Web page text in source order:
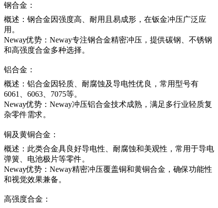
钢合金：
概述：钢合金因强度高、耐用且易成形，在钣金冲压广泛应
用。
Neway优势：Neway专注钢合金精密冲压，提供碳钢、不锈钢
和高强度合金多种选择。
铝合金：
概述：铝合金因轻质、耐腐蚀及导电性优良，常用型号有
6061、6063、7075等。
Neway优势：Neway冲压铝合金技术成熟，满足多行业轻质复
杂零件需求。
铜及黄铜合金：
概述：此类合金具良好导电性、耐腐蚀和美观性，常用于导电
弹簧、电池极片等零件。
Neway优势：Neway精密冲压覆盖铜和黄铜合金，确保功能性
和视觉效果兼备。
高强度合金：